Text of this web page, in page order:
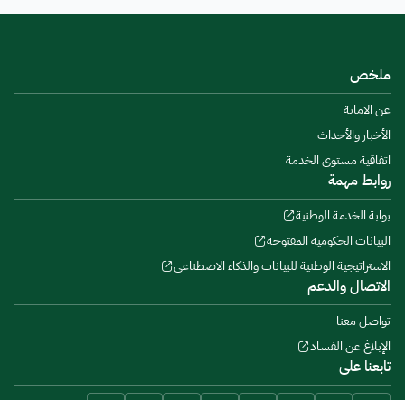
ملخص
عن الامانة
الأخبار والأحداث
اتفاقية مستوى الخدمة
روابط مهمة
بوابة الخدمة الوطنية
البيانات الحكومية المفتوحة
الاستراتيجية الوطنية للبيانات والذكاء الاصطناعي
الاتصال والدعم
تواصل معنا
الإبلاغ عن الفساد
تابعنا على